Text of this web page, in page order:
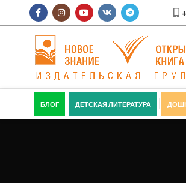
БЛОГ ДЕТСКАЯ ЛИТЕРАТУРА